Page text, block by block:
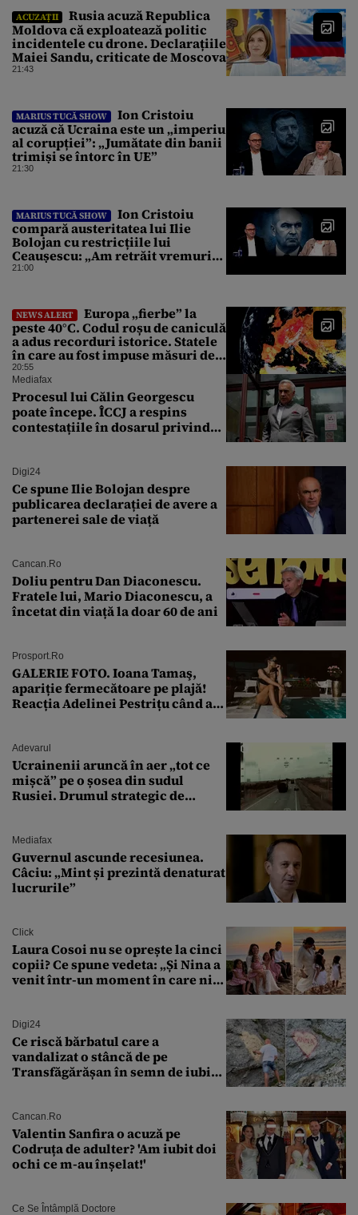
ACUZAȚII
Rusia acuză Republica
Moldova că exploatează politic
incidentele cu drone. Declarațiile
Maiei Sandu, criticate de Moscova
21:43
MARIUS TUCĂ SHOW
Ion Cristoiu
acuză că Ucraina este un „imperiu
al corupției”: „Jumătate din banii
trimiși se întorc în UE”
21:30
MARIUS TUCĂ SHOW
Ion Cristoiu
compară austeritatea lui Ilie
Bolojan cu restricțiile lui
Ceaușescu: „Am retrăit vremurile
tinereții”
21:00
NEWS ALERT
Europa „fierbe” la
peste 40°C. Codul roșu de caniculă
a adus recorduri istorice. Statele
în care au fost impuse măsuri de
urgență
20:55
Mediafax
Procesul lui Călin Georgescu
poate începe. ÎCCJ a respins
contestațiile în dosarul privind
Digi24
Ce spune Ilie Bolojan despre
publicarea declarației de avere a
partenerei sale de viață
Cancan.ro
Doliu pentru Dan Diaconescu.
Fratele lui, Mario Diaconescu, a
încetat din viață la doar 60 de ani
Prosport.ro
GALERIE FOTO. Ioana Tamaş,
apariție fermecătoare pe plajă!
Reacția Adelinei Pestrițu când a
Adevarul
Ucrainenii aruncă în aer „tot ce
mișcă” pe o șosea din sudul
Rusiei. Drumul strategic de
Mediafax
Guvernul ascunde recesiunea.
Câciu: „Mint și prezintă denaturat
lucrurile”
Click
Laura Cosoi nu se oprește la cinci
copii? Ce spune vedeta: „Și Nina a
venit într-un moment în care nici
Digi24
Ce riscă bărbatul care a
vandalizat o stâncă de pe
Transfăgărășan în semn de iubire
Cancan.ro
Valentin Sanfira o acuză pe
Codruța de adulter? 'Am iubit doi
ochi ce m-au înșelat!'
Ce Se Întâmplă Doctore